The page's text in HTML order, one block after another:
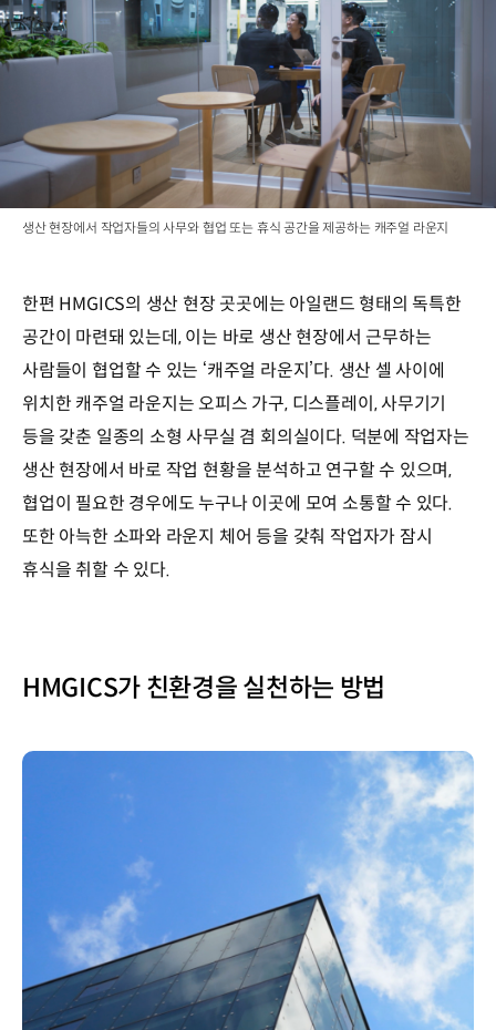
생산 현장에서 작업자들의 사무와 협업 또는 휴식 공간을 제공하는 캐주얼 라운지
한편 HMGICS의 생산 현장 곳곳에는 아일랜드 형태의 독특한
공간이 마련돼 있는데, 이는 바로 생산 현장에서 근무하는
사람들이 협업할 수 있는 ‘캐주얼 라운지’다. 생산 셀 사이에
위치한 캐주얼 라운지는 오피스 가구, 디스플레이, 사무기기
등을 갖춘 일종의 소형 사무실 겸 회의실이다. 덕분에 작업자는
생산 현장에서 바로 작업 현황을 분석하고 연구할 수 있으며,
협업이 필요한 경우에도 누구나 이곳에 모여 소통할 수 있다.
또한 아늑한 소파와 라운지 체어 등을 갖춰 작업자가 잠시
휴식을 취할 수 있다.
HMGICS가 친환경을 실천하는 방법